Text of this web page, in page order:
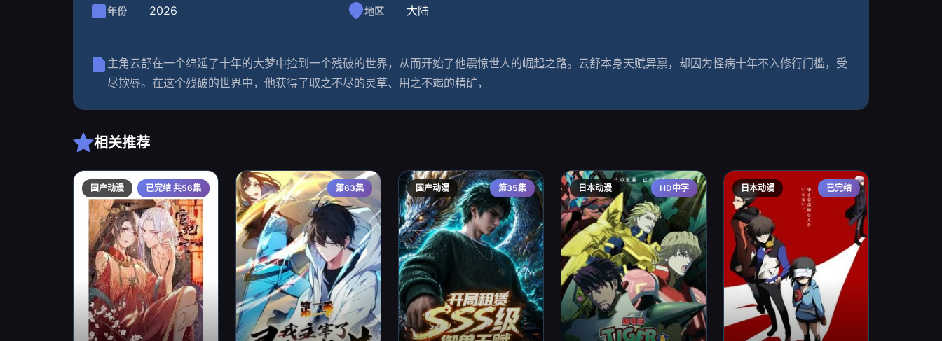
年份 2026 地区 大陆
主角云舒在一个绵延了十年的大梦中捡到一个残破的世界，从而开始了他震惊世人的崛起之路。云舒本身天赋异禀，却因为怪病十年不入修行门槛，受
尽欺辱。在这个残破的世界中，他获得了取之不尽的灵草、用之不竭的精矿，
相关推荐
国产动漫 已完结 共56集 第63集 国产动漫 第35集 日本动漫 HD中字 日本动漫 已完结